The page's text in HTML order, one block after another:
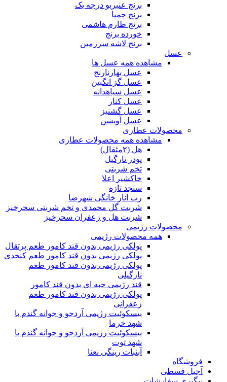
برنج عنبربو درجه یک
برنج چمپا
برنج طارم هاشمی
خورده برنج
برنج لاشه سرزمین
عسل
مشاهده همه عسل ها
عسل بهارنارنج
عسل گز انگبین
عسل سیاهدانه
عسل کنار
عسل گشنیز
عسل آویشن
محصولات عطاری
مشاهده همه محصولات عطاری
هل (۲مثقال)
پودر نارگیل
تخم شربتی
خاکشیر اعلا
سنجد تازه
رب انار خانگی شهرضا
شربت گل محمدی و تخم شربتی سحرخیز
شربت هل و زعفران سحرخیز
محصولات رژیمی
همه محصولات رژیمی
پولکی رژیمی بدون قند کامور طعم پرتقال
پولکی رژیمی بدون قند کامور طعم کنجدی
پولکی رژیمی بدون قند کامور طعم
نارگیلی
قند رژیمی حبه ای بدون قند کامور
پولکی رژیمی بدون قند کامور طعم
زعفرانی
بيسکوئيت رژیمی آردجو و جوانه گندم با
شهد خرما
بيسکوئيت رژیمی آردجو و جوانه گندم با
شهد توت
آبنبات رینگی نعنا
فروشگاه
آجیل قسطی